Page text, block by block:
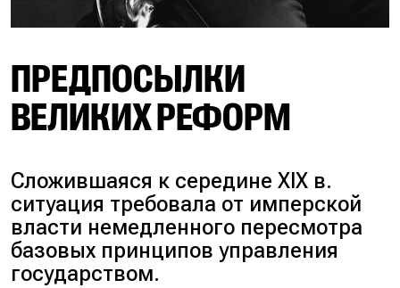
ПРЕДПОСЫЛКИ
ВЕЛИКИХ РЕФОРМ
Сложившаяся к середине XIX в.
ситуация требовала от имперской
власти немедленного пересмотра
базовых принципов управления
государством.